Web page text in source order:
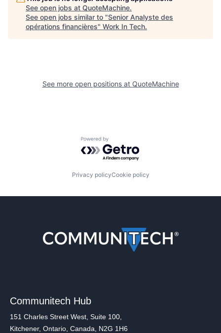
See open jobs at QuoteMachine.
See open jobs similar to "Senior Analyste des
opérations financières" Work In Tech.
See more open positions at QuoteMachine
Powered by Getro.com
Privacy policyCookie policy
Communitech Hub
151 Charles Street West, Suite 100,
Kitchener, Ontario, Canada, N2G 1H6